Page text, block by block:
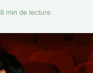
8 min de lecture